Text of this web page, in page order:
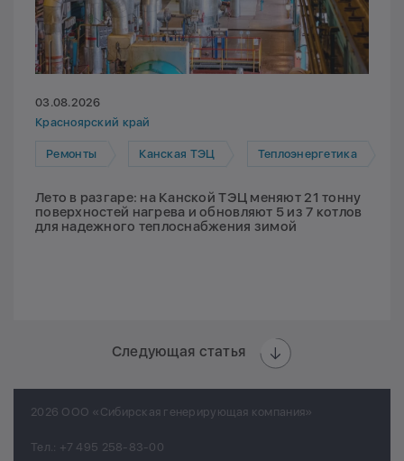
03.08.2026
Красноярский край
Ремонты Канская ТЭЦ Теплоэнергетика
Лето в разгаре: на Канской ТЭЦ меняют 21 тонну
поверхностей нагрева и обновляют 5 из 7 котлов
для надежного теплоснабжения зимой
Следующая статья
2026 ООО «Сибирская генерирующая компания»
Тел.: +7 495 258-83-00